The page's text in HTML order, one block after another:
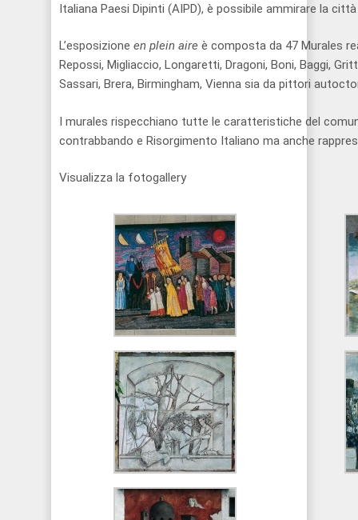
Italiana Paesi Dipinti (AIPD), è possibile ammirare la
L’esposizione en plein aire è composta da 47 Murales
Repossi, Migliaccio, Longaretti, Dragoni, Boni, Baggi,
Sassari, Brera, Birmingham, Vienna sia da pittori
I murales rispecchiano tutte le caratteristiche del
contrabbando e Risorgimento Italiano ma anche
Visualizza la fotogallery